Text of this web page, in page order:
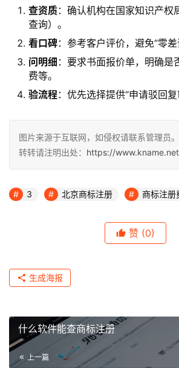
查资质：确认机构在国家知识产权
查询）。
看口碑：参考客户评价，避免“零差
问明细 ：要求书面报价单，明确是
费等。
验流程：优先选择提供“申请驳回复
图片来源于互联网，如侵权请联系管理员
转转请注明出处： https://
3 北京商标注册 商标注册
赞 (0)
生成海报
什么软件能查商标注册
上一篇